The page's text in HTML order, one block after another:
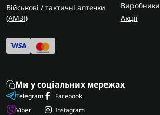
Військові / тактичні аптечки
(AMЗІ)
Виробники
Акції
Ми у соціальних мережах
Telegram
Viber
Facebook
Instagram